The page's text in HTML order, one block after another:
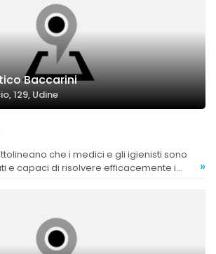
Baccarini
129, Udine
e capaci di risolvere efficacemente i
»